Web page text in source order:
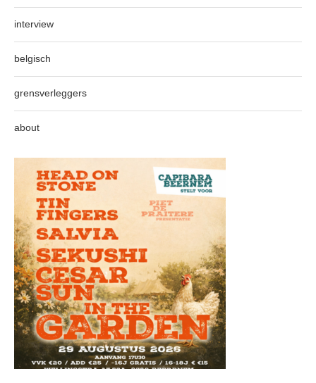
interview
belgisch
grensverleggers
about